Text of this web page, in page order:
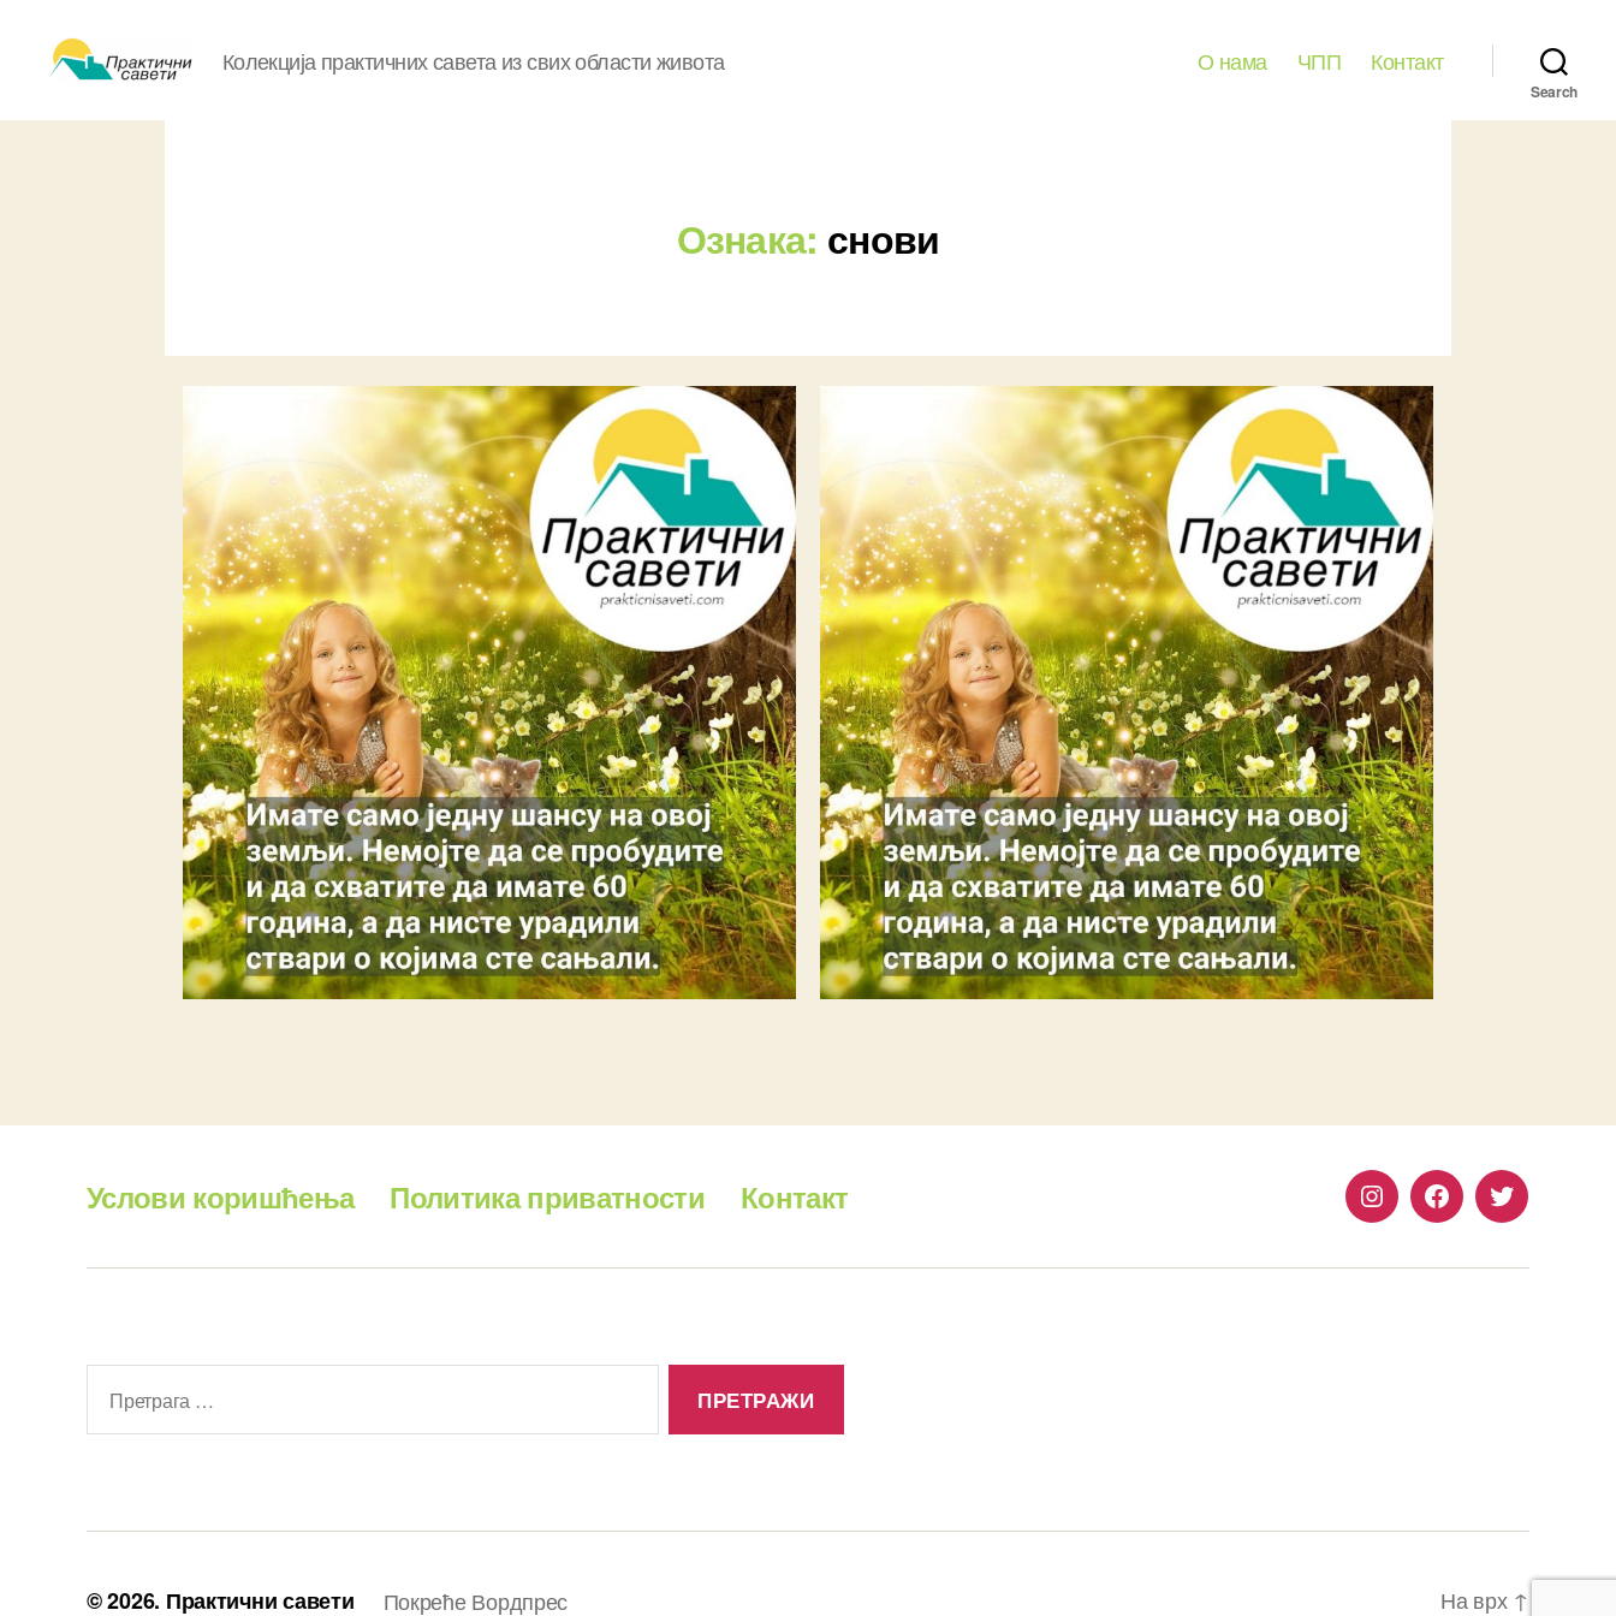
савети
Колекција практичних савета из свих области живота О нама ЧПП Контакт
Search
Ознака: снови
Услови коришћења Политика приватности Контакт InstagramFacebook
Twitter
© 2026. Практични савети Покреће Вордпрес На врх ↑